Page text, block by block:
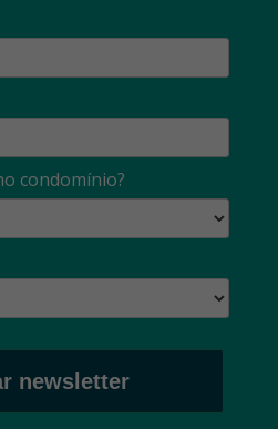
condomínio?
newsletter